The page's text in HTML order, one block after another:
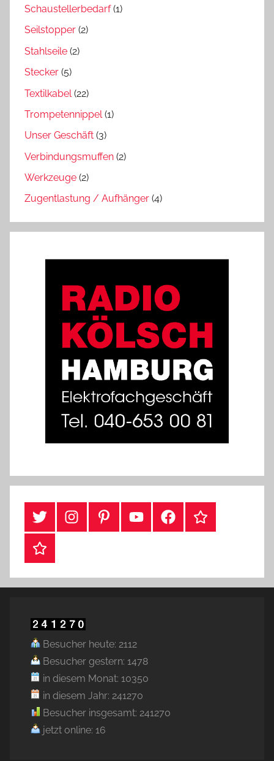
Schaustellerbedarf(1)
Seilstopper (2)
Stahlseile (2)
Stecker (5)
Textilkabel (22)
Trompetennippel(1)
Unser Geschäft (3)
Verbindungsmuffen (2)
Werkzeuge (2)
Zugentlastung / Aufhänger (4)
#TwitterInstagramPinterestYouTubeFacebookTikTok
Webshop
Besucher heute: 2112
Besucher gestern: 1478
in diesem Monat: 10350
in diesem Jahr: 241270
Besucher insgesamt: 241270
jetzt online: 16